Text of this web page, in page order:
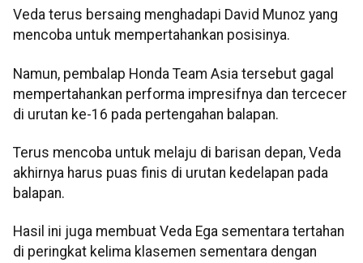
Veda terus bersaing menghadapi David Munoz yang
mencoba untuk mempertahankan posisinya.
Namun, pembalap Honda Team Asia tersebut gagal
mempertahankan performa impresifnya dan tercecer
di urutan ke-16 pada pertengahan balapan.
Terus mencoba untuk melaju di barisan depan, Veda
akhirnya harus puas finis di urutan kedelapan pada
balapan.
Hasil ini juga membuat Veda Ega sementara tertahan
di peringkat kelima klasemen sementara dengan